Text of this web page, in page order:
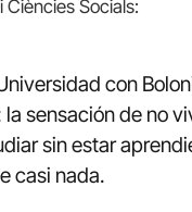
Ciències Socials:
con
sensación de no
sin estar
casi nada.